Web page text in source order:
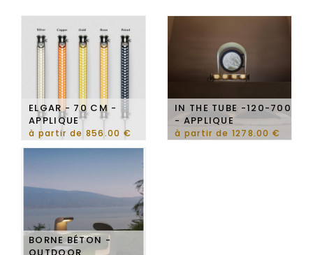
ELGAR - 70 CM -
APPLIQUE
à partir de 856.00 €
IN THE TUBE -120-700
- APPLIQUE
à partir de 1278.00 €
BORNE BÉTON -